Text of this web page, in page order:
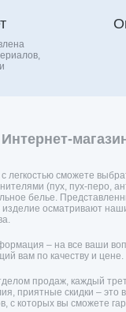
сможете
(пух, пух-перо,
белье.
осматривают
– на все ваши
вам по качеству и цене.
продаж, каждый
приятные скидки – это
которых вы сможете